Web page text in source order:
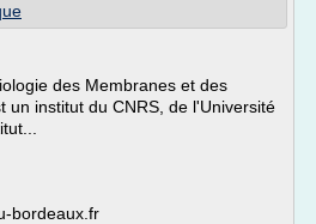
des Membranes et des
un institut du CNRS, de l'Université
bordeaux.fr